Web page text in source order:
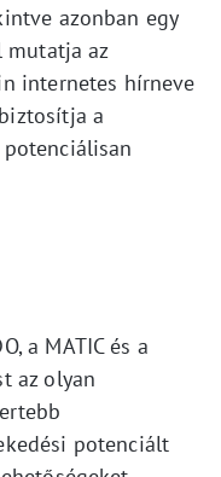
azonban egy
mutatja az
internetes hírneve
a
a MATIC és a
az olyan
potenciált